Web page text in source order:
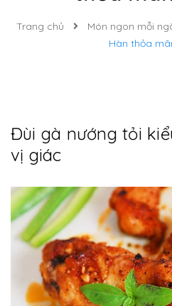
Trang chủ Món ngon mỗi
Hàn thỏa
Đùi gà nướng tỏi
vị giác